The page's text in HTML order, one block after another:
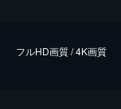
フルHD画質 / 4K画質